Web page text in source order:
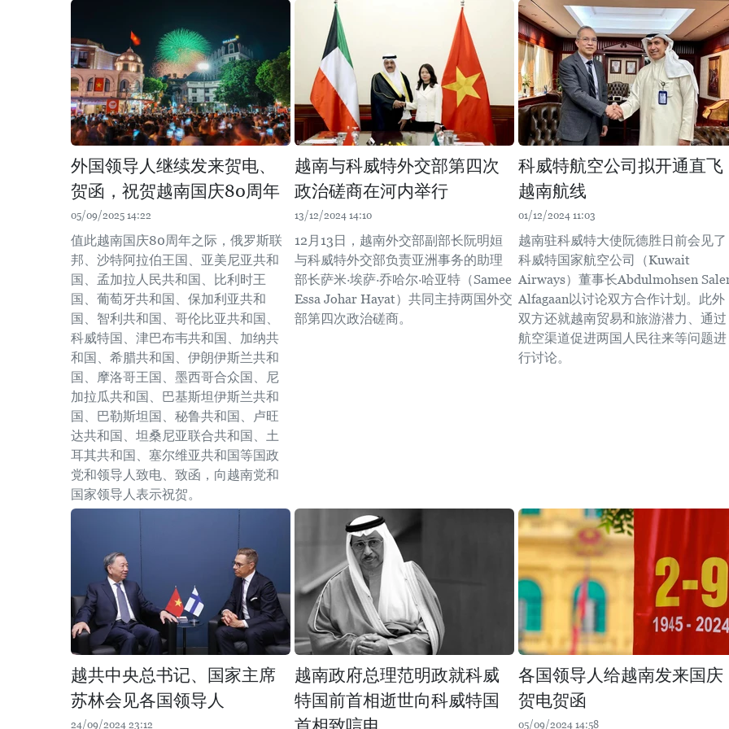
外国领导人继续发来贺电、
贺函，祝贺越南国庆80周年
05/09/2025 14:22
值此越南国庆80周年之际，俄罗斯联
邦、沙特阿拉伯王国、亚美尼亚共和
国、孟加拉人民共和国、比利时王
国、葡萄牙共和国、保加利亚共和
国、智利共和国、哥伦比亚共和国、
科威特国、津巴布韦共和国、加纳共
和国、希腊共和国、伊朗伊斯兰共和
国、摩洛哥王国、墨西哥合众国、尼
加拉瓜共和国、巴基斯坦伊斯兰共和
国、巴勒斯坦国、秘鲁共和国、卢旺
达共和国、坦桑尼亚联合共和国、土
耳其共和国、塞尔维亚共和国等国政
党和领导人致电、致函，向越南党和
国家领导人表示祝贺。
越南与科威特外交部第四次
政治磋商在河内举行
13/12/2024 14:10
12月13日，越南外交部副部长阮明姮
与科威特外交部负责亚洲事务的助理
部长萨米·埃萨·乔哈尔·哈亚特（Samee
Essa Johar Hayat）共同主持两国外交
部第四次政治磋商。
科威特航空公司拟开通直飞
越南航线
01/12/2024 11:03
越南驻科威特大使阮德胜日前会见了
科威特国家航空公司（Kuwait
Airways）董事长Abdulmohsen
Alfagaan以讨论双方合作计划。此外
双方还就越南贸易和旅游潜力、通过
航空渠道促进两国人民往来等问题进
行讨论。
越共中央总书记、国家主席
苏林会见各国领导人
24/09/2024 23:12
越南政府总理范明政就科威
特国前首相逝世向科威特国
各国领导人给越南发来国庆
贺电贺函
05/09/2024 14:58